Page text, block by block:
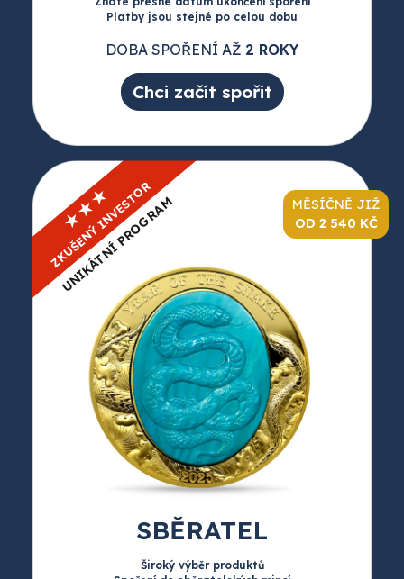
Platby jsou stejné po celou dobu
DOBA SPOŘENÍ AŽ 2 ROKY
Chci začít spořit
MĚSÍČNĚ JIŽ
OD 2 540 KČ
★★★
ZKUŠENÝ INVESTOR
UNIKÁTNÍ PROGRAM
SBĚRATEL
Široký výběr produktů